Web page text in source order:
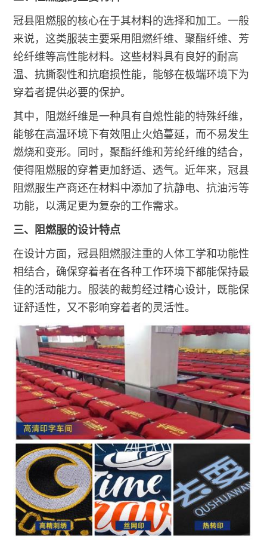
冠县阻燃服的核心在于其材料的选择和加工。一般
来说，这类服装主要采用阻燃纤维、聚酯纤维、芳
纶纤维等高性能材料。这些材料具有良好的耐高
温、抗撕裂性和抗磨损性能，能够在极端环境下为
穿着者提供必要的保护。
其中，阻燃纤维是一种具有自熄性能的特殊纤维，
能够在高温环境下有效阻止火焰蔓延，而不易发生
燃烧和变形。同时，聚酯纤维和芳纶纤维的结合，
使得阻燃服的穿着更加舒适、透气。近年来，冠县
阻燃服生产商还在材料中添加了抗静电、抗油污等
功能，以满足更为复杂的工作需求。
三、阻燃服的设计特点
在设计方面，冠县阻燃服注重的人体工学和功能性
相结合，确保穿着者在各种工作环境下都能保持最
佳的活动能力。服装的裁剪经过精心设计，既能保
证舒适性，又不影响穿着者的灵活性。